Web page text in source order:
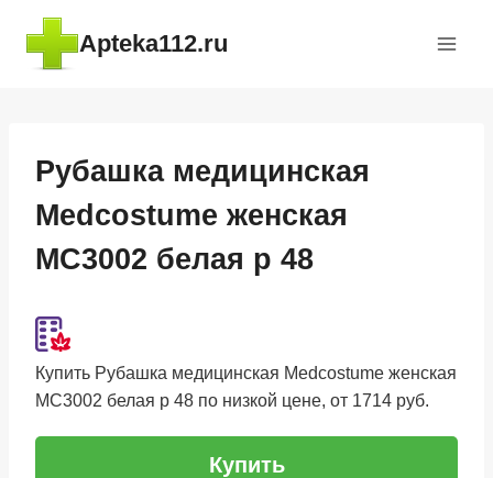
Перейти
содержимому
Apteka112.ru
Рубашка медицинская
Medcostume женская
MC3002 белая р 48
Купить Рубашка медицинская Medcostume женская
MC3002 белая р 48 по низкой цене, от 1714 руб.
Купить